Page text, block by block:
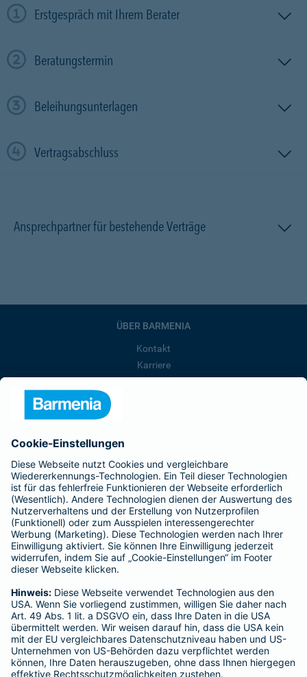
Erstgespräch mit Ihrem Berater
Beratungstermin
Beleihungsunterlagen
Vertragsabschluss
Ansprechpartner für bestehende Verträge
ÜBER BARMENIA
Kontakt
Karriere
Barmenia ist Teil der BarmeniaGothaer
BELIEBTE SEITEN
Kranken-Zusatzversicherung
Tierversicherungen
Haftpflichtversicherung
Hausratversicherung
Adresse ändern
Schaden melden
Kilometerstandsmeldung
Serviceübersicht